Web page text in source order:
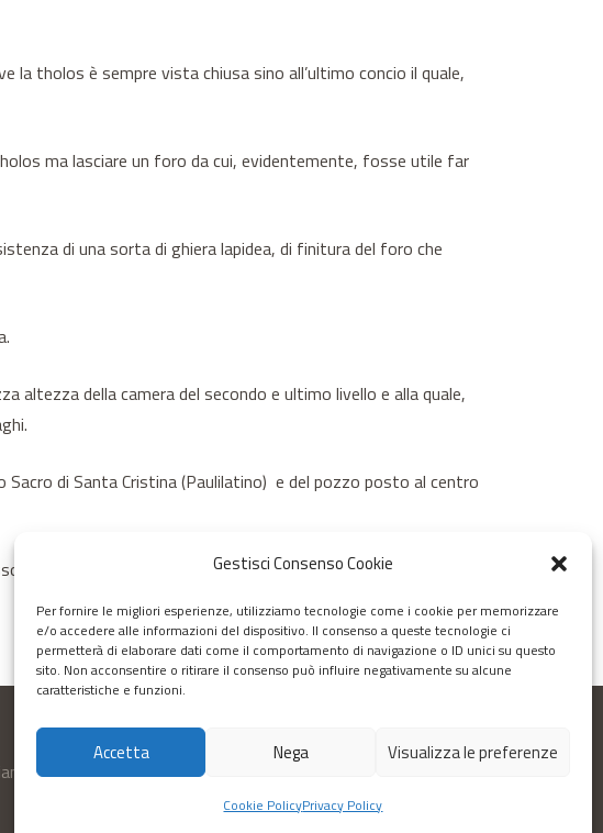
Gestisci Consenso Cookie
Per fornire le migliori esperienze, utilizziamo tecnologie come i cookie per memorizzare
e/o accedere alle informazioni del dispositivo. Il consenso a queste tecnologie ci
permetterà di elaborare dati come il comportamento di navigazione o ID unici su questo
sito. Non acconsentire o ritirare il consenso può influire negativamente su alcune
caratteristiche e funzioni.
Accetta Nega Visualizza le preferenze
Cookie PolicyPrivacy Policy
la tholos è sempre vista chiusa sino all’ultimo concio il quale,
ma lasciare un foro da cui, evidentemente, fosse utile far
di una sorta di ghiera lapidea, di finitura del foro che
altezza della camera del secondo e ultimo livello e alla quale,
di Santa Cristina (Paulilatino) e del pozzo posto al centro
di forma circolare, esattamente analogo a quello ancora
Servizi Scrivici